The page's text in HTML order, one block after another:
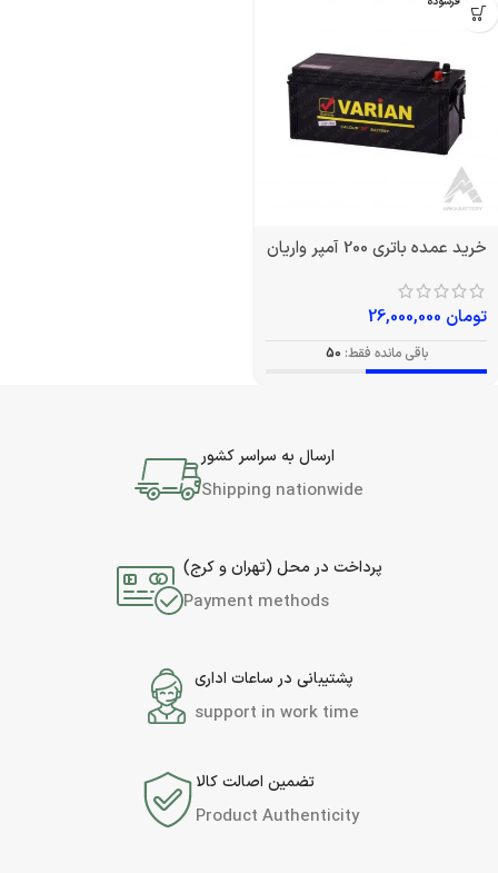
خرید عمده باتری 200 آمپر واریان
تومان
باقی مانده فقط: 50
ارسال به سراسر کشور
Shipping nationwide
پرداخت در محل (تهران و کرج)
Payment methods
پشتیبانی در ساعات اداری
support in work time
تضمین اصالت کالا
Product Authenticity